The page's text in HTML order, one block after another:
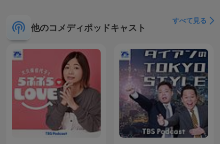
他のコメディポッドキャスト
すべて見る